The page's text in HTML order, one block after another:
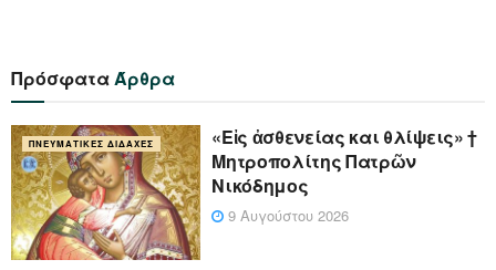
ΠρόσφαταΆρθρα
ΠΝΕΥΜΑΤΙΚΈΣ ΔΙΔΑΧΈΣ
«Eἰς ἀσθενείας και θλίψεις» †
Μητροπολίτης Πατρῶν
Νικόδημος
9 Αυγούστου 2026